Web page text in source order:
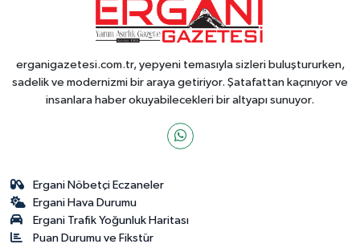
erganigazetesi.com.tr, yepyeni temasıyla sizleri buluştururken,
sadelik ve modernizmi bir araya getiriyor. Şatafattan kaçınıyor ve
insanlara haber okuyabilecekleri bir altyapı sunuyor.
Ergani Nöbetçi Eczaneler
Ergani Hava Durumu
Ergani Trafik Yoğunluk Haritası
Puan Durumu ve Fikstür